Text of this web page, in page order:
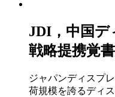
JDI，中国デ
戦略提携覚
ジャパンディスプ
荷規模を誇るディ